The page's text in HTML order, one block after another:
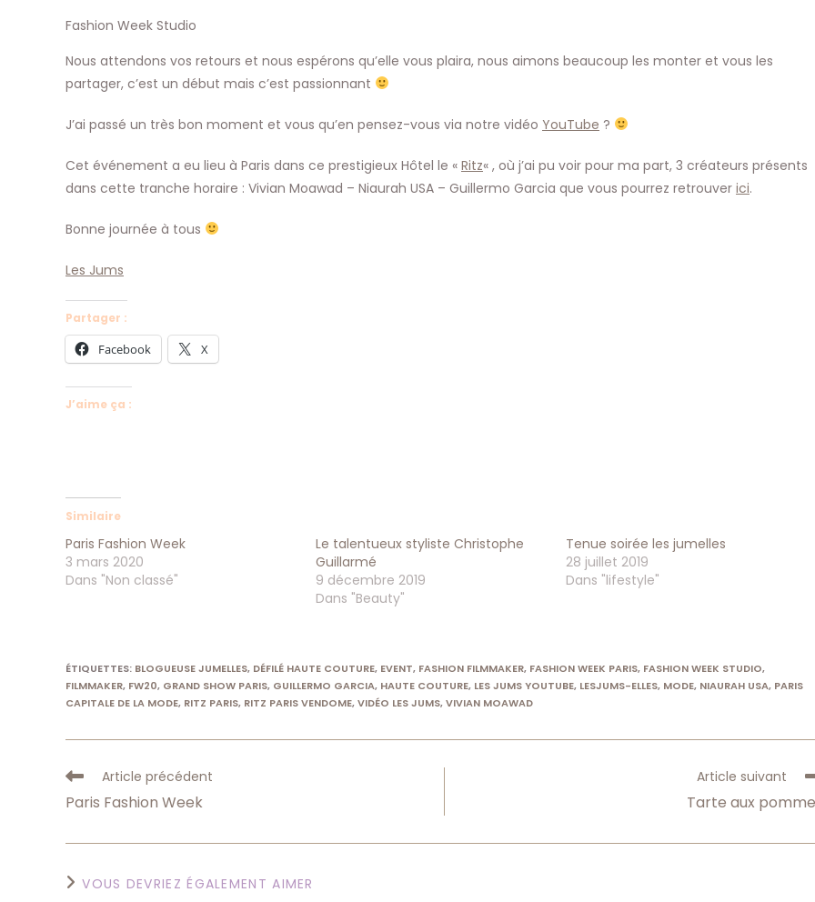
Fashion Week Studio
Nous attendons vos retours et nous espérons qu’elle vous plaira, nous aimons beaucoup les monter et vous les
partager, c’est un début mais c’est passionnant
J’ai passé un très bon moment et vous qu’en pensez-vous via notre vidéo YouTube ?
Cet événement a eu lieu à Paris dans ce prestigieux Hôtel le « Ritz« , où j’ai pu voir pour ma part, 3 créateurs présents
dans cette tranche horaire : Vivian Moawad – Niaurah USA – Guillermo Garcia que vous pourrez retrouver ici.
Bonne journée à tous
Les Jums
Partager :
Facebook X
J’aime ça :
Similaire
Paris Fashion Week
3 mars 2020
Dans "Non classé"
Le talentueux styliste Christophe
Guillarmé
9 décembre 2019
Dans "Beauty"
Tenue soirée les jumelles
28 juillet 2019
Dans "lifestyle"
ÉTIQUETTES: BLOGUEUSE JUMELLES, DÉFILÉ HAUTE COUTURE, EVENT, FASHION FILMMAKER, FASHION WEEK PARIS, FASHION WEEK STUDIO,
FILMMAKER, FW20, GRAND SHOW PARIS, GUILLERMO GARCIA, HAUTE COUTURE, LES JUMS YOUTUBE, LESJUMS-ELLES, MODE, NIAURAH USA, PARIS
CAPITALE DE LA MODE, RITZ PARIS, RITZ PARIS VENDOME,VIDÉO LES JUMS,VIVIAN MOAWAD
Read
articles
Article précédent
Paris Fashion Week
Article suivant
Tarte aux
VOUS DEVRIEZ ÉGALEMENT AIMER